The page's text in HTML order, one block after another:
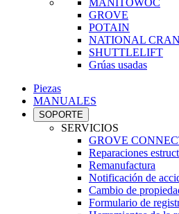
MANITOWOC
GROVE
POTAIN
NATIONAL
SHUTTLELIFT
Grúas usadas
Piezas
MANUALES
SOPORTE
SERVICIOS
GROVE
Reparaciones
Remanufactura
Notificación de
Cambio de
Formulario de